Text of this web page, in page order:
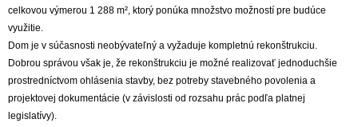
celkovou výmerou 1 288 m², ktorý ponúka množstvo možností pre budúce
využitie.
Dom je v súčasnosti neobývateľný a vyžaduje kompletnú rekonštrukciu.
Dobrou správou však je, že rekonštrukciu je možné realizovať jednoduchšie
prostredníctvom ohlásenia stavby, bez potreby stavebného povolenia a
projektovej dokumentácie (v závislosti od rozsahu prác podľa platnej
legislatívy).